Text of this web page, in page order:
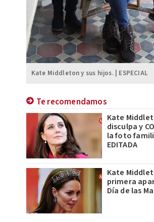
Kate Middleton y sus hijos. | ESPECIAL
Te recomendamos
Kate
disculpa y
la foto
EDITADA
Kate
primera
Día de las